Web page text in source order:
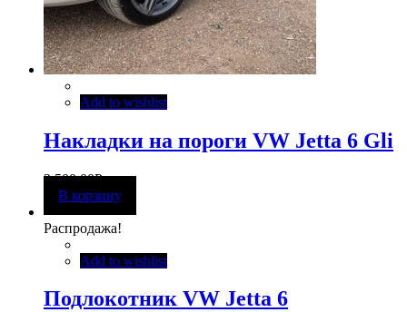
Add to wishlist
Накладки на пороги VW Jetta 6 Gli
3 500,00Р
В корзину
Распродажа!
Add to wishlist
Подлокотник VW Jetta 6